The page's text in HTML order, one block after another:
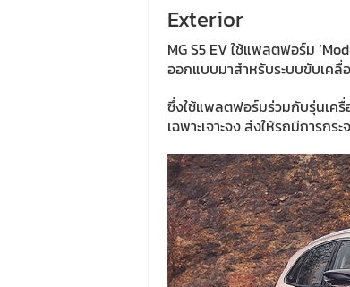
Exterior
MG S5 EV ใช้แพลตฟอร์ม
ออกแบบมาสำหรับระบบขับเคลื่
ซึ่งใช้แพลตฟอร์มร่วมกับรุ่นเครื่
เฉพาะเจาะจง ส่งให้รถมีการก